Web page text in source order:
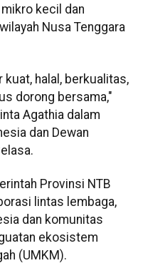
kecil dan
Nusa Tenggara
kuat, halal, berkualitas,
dorong bersama,"
Agathia dalam
dan Dewan
Provinsi NTB
lintas lembaga,
dan komunitas
ekosistem
(UMKM).